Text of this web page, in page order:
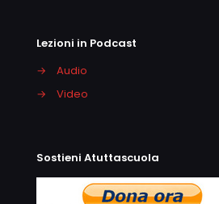
Lezioni in Podcast
→
Audio
→
Video
Sostieni Atuttascuola